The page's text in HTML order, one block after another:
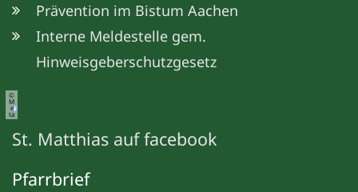
Prävention im Bistum Aachen
Interne Meldestelle gem.
Hinweisgeberschutzgesetz
©
M
e
ta
St. Matthias auf facebook
Pfarrbrief